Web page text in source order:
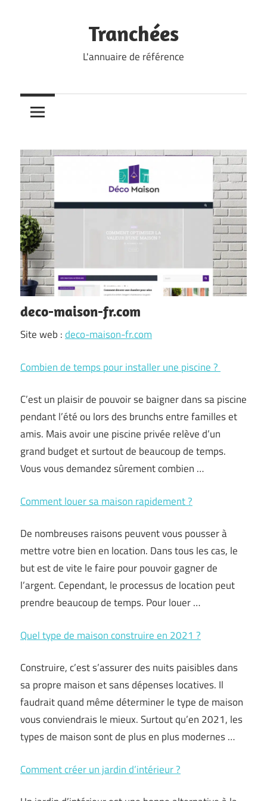
Tranchées
L'annuaire de référence
deco-maison-fr.com
Site web :deco-maison-fr.com
Combien de temps pour installer une piscine ?
C’est un plaisir de pouvoir se baigner dans sa piscine
pendant l’été ou lors des brunchs entre familles et
amis. Mais avoir une piscine privée relève d’un
grand budget et surtout de beaucoup de temps.
Vous vous demandez sûrement combien …
Comment louer sa maison rapidement ?
De nombreuses raisons peuvent vous pousser à
mettre votre bien en location. Dans tous les cas, le
but est de vite le faire pour pouvoir gagner de
l’argent. Cependant, le processus de location peut
prendre beaucoup de temps. Pour louer …
Quel type de maison construire en 2021 ?
Construire, c’est s’assurer des nuits paisibles dans
sa propre maison et sans dépenses locatives. Il
faudrait quand même déterminer le type de maison
vous conviendrais le mieux. Surtout qu’en 2021, les
types de maison sont de plus en plus modernes …
Comment créer un jardin d’intérieur ?